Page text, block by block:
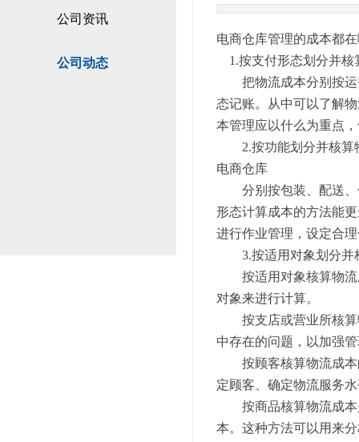
公司资讯
公司动态
电商仓库管理的成本都
1.按支付形态划分并核
把物流成本分别按运
态记账。从中可以了解
本管理应以什么为重点
2.按功能划分并核算
电商仓库
分别按包装、配送、
形态计算成本的方法能
进行作业管理，设定合
3.按适用对象划分并
按适用对象核算物流
对象来进行计算。
按支店或营业所核算
中存在的问题，以加强
按顾客核算物流成本
定顾客、确定物流服务
按商品核算物流成本
本。这种方法可以用来